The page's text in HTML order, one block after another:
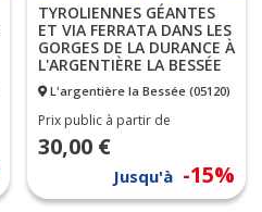
TYROLIENNES GÉANTES
ET VIA FERRATA DANS LES
GORGES DE LA DURANCE À
L'ARGENTIÈRE LA BESSÉE
L'argentière la Bessée (05120)
Prix public à partir de
30,00 €
Jusqu'à -15%